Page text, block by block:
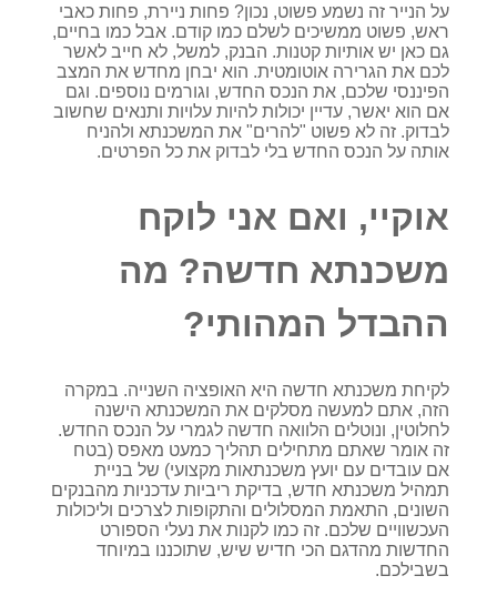
על הנייר זה נשמע פשוט, נכון? פחות ניירת, פחות כאבי
ראש, פשוט ממשיכים לשלם כמו קודם. אבל כמו בחיים,
גם כאן יש אותיות קטנות. הבנק, למשל, לא חייב לאשר
לכם את הגרירה אוטומטית. הוא יבחן מחדש את המצב
הפיננסי שלכם, את הנכס החדש, וגורמים נוספים. וגם
אם הוא יאשר, עדיין יכולות להיות עלויות ותנאים שחשוב
לבדוק. זה לא פשוט "להרים" את המשכנתא ולהניח
אותה על הנכס החדש בלי לבדוק את כל הפרטים.
אוקיי, ואם אני לוקח
משכנתא חדשה? מה
ההבדל המהותי?
לקיחת משכנתא חדשה היא האופציה השנייה. במקרה
הזה, אתם למעשה מסלקים את המשכנתא הישנה
לחלוטין, ונוטלים הלוואה חדשה לגמרי על הנכס החדש.
זה אומר שאתם מתחילים תהליך כמעט מאפס (בטח
אם עובדים עם יועץ משכנתאות מקצועי) של בניית
תמהיל משכנתא חדש, בדיקת ריביות עדכניות מהבנקים
השונים, התאמת המסלולים והתקופות לצרכים וליכולות
העכשוויים שלכם. זה כמו לקנות את נעלי הספורט
החדשות מהדגם הכי חדיש שיש, שתוכננו במיוחד
בשבילכם.